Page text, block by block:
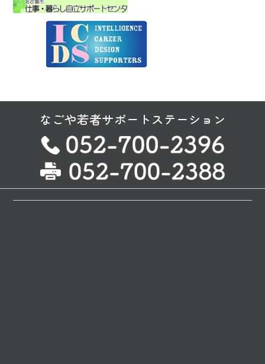
なごや若者サポートステーション